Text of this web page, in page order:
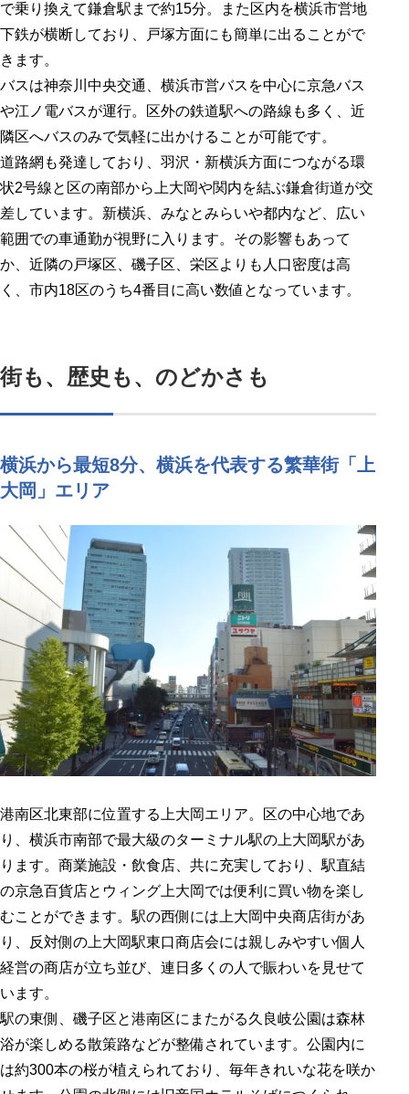
で乗り換えて鎌倉駅まで約15分。また区内を横浜市営地
下鉄が横断しており、戸塚方面にも簡単に出ることがで
きます。
バスは神奈川中央交通、横浜市営バスを中心に京急バス
や江ノ電バスが運行。区外の鉄道駅への路線も多く、近
隣区へバスのみで気軽に出かけることが可能です。
道路網も発達しており、羽沢・新横浜方面につながる環
状2号線と区の南部から上大岡や関内を結ぶ鎌倉街道が交
差しています。新横浜、みなとみらいや都内など、広い
範囲での車通勤が視野に入ります。その影響もあって
か、近隣の戸塚区、磯子区、栄区よりも人口密度は高
く、市内18区のうち4番目に高い数値となっています。
街も、歴史も、のどかさも
横浜から最短8分、横浜を代表する繁華街「上
大岡」エリア
港南区北東部に位置する上大岡エリア。区の中心地であ
り、横浜市南部で最大級のターミナル駅の上大岡駅があ
ります。商業施設・飲食店、共に充実しており、駅直結
の京急百貨店とウィング上大岡では便利に買い物を楽し
むことができます。駅の西側には上大岡中央商店街があ
り、反対側の上大岡駅東口商店会には親しみやすい個人
経営の商店が立ち並び、連日多くの人で賑わいを見せて
います。
駅の東側、磯子区と港南区にまたがる久良岐公園は森林
浴が楽しめる散策路などが整備されています。公園内に
は約300本の桜が植えられており、毎年きれいな花を咲か